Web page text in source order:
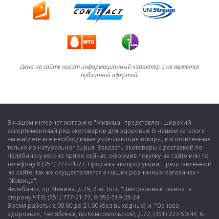
Цена на сайте носит информационный характер и не является
публичной офертой.
В нашем интернет-магазине "Живица" представлен широкий
ассортиментный ряд экотоваров для здоровья. В нашем каталоге
вы найдете все необходимые укрепляющие товары, изготовленные
только из натуральног сырья. Заказать экотовары с доставкой по
Челябинску можно прямо сейчас, оформив покупку на сайте или по
телефону 8 (351) 777-21-77. Продажа экопродукции, представленной
на сайте, так же осуществляется в наших розничных магазинах •
"Живица",
Челябинск, пр. Ленина, д.29, 2 эт. (ост. "Центральный рынок" в
сторону ЧТЗ) (351) 777-21-77, 8-952-519-28-34
Время работы: с 09.00 до 21.00 (без выходных) и "Основа
здоровья», Челябинск, пр.Комсомольский, д.72, (351) 223-50-44, 8-